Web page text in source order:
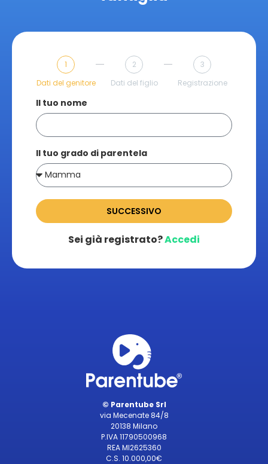
1
Dati del genitore
2
Dati del figlio
3
Registrazione
Il tuo nome
Il tuo grado di parentela
SUCCESSIVO
Sei già registrato?Accedi
© Parentube Srl
via Mecenate 84/8
20138 Milano
P.IVA 11790500968
REA MI2625360
C.S. 10.000,00€